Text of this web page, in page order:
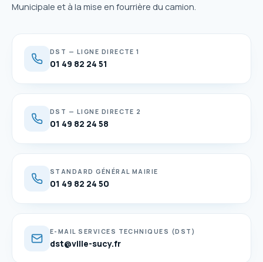
Municipale et à la mise en fourrière du camion.
DST — LIGNE DIRECTE 1
01 49 82 24 51
DST — LIGNE DIRECTE 2
01 49 82 24 58
STANDARD GÉNÉRAL MAIRIE
01 49 82 24 50
E-MAIL SERVICES TECHNIQUES (DST)
dst@ville-sucy.fr